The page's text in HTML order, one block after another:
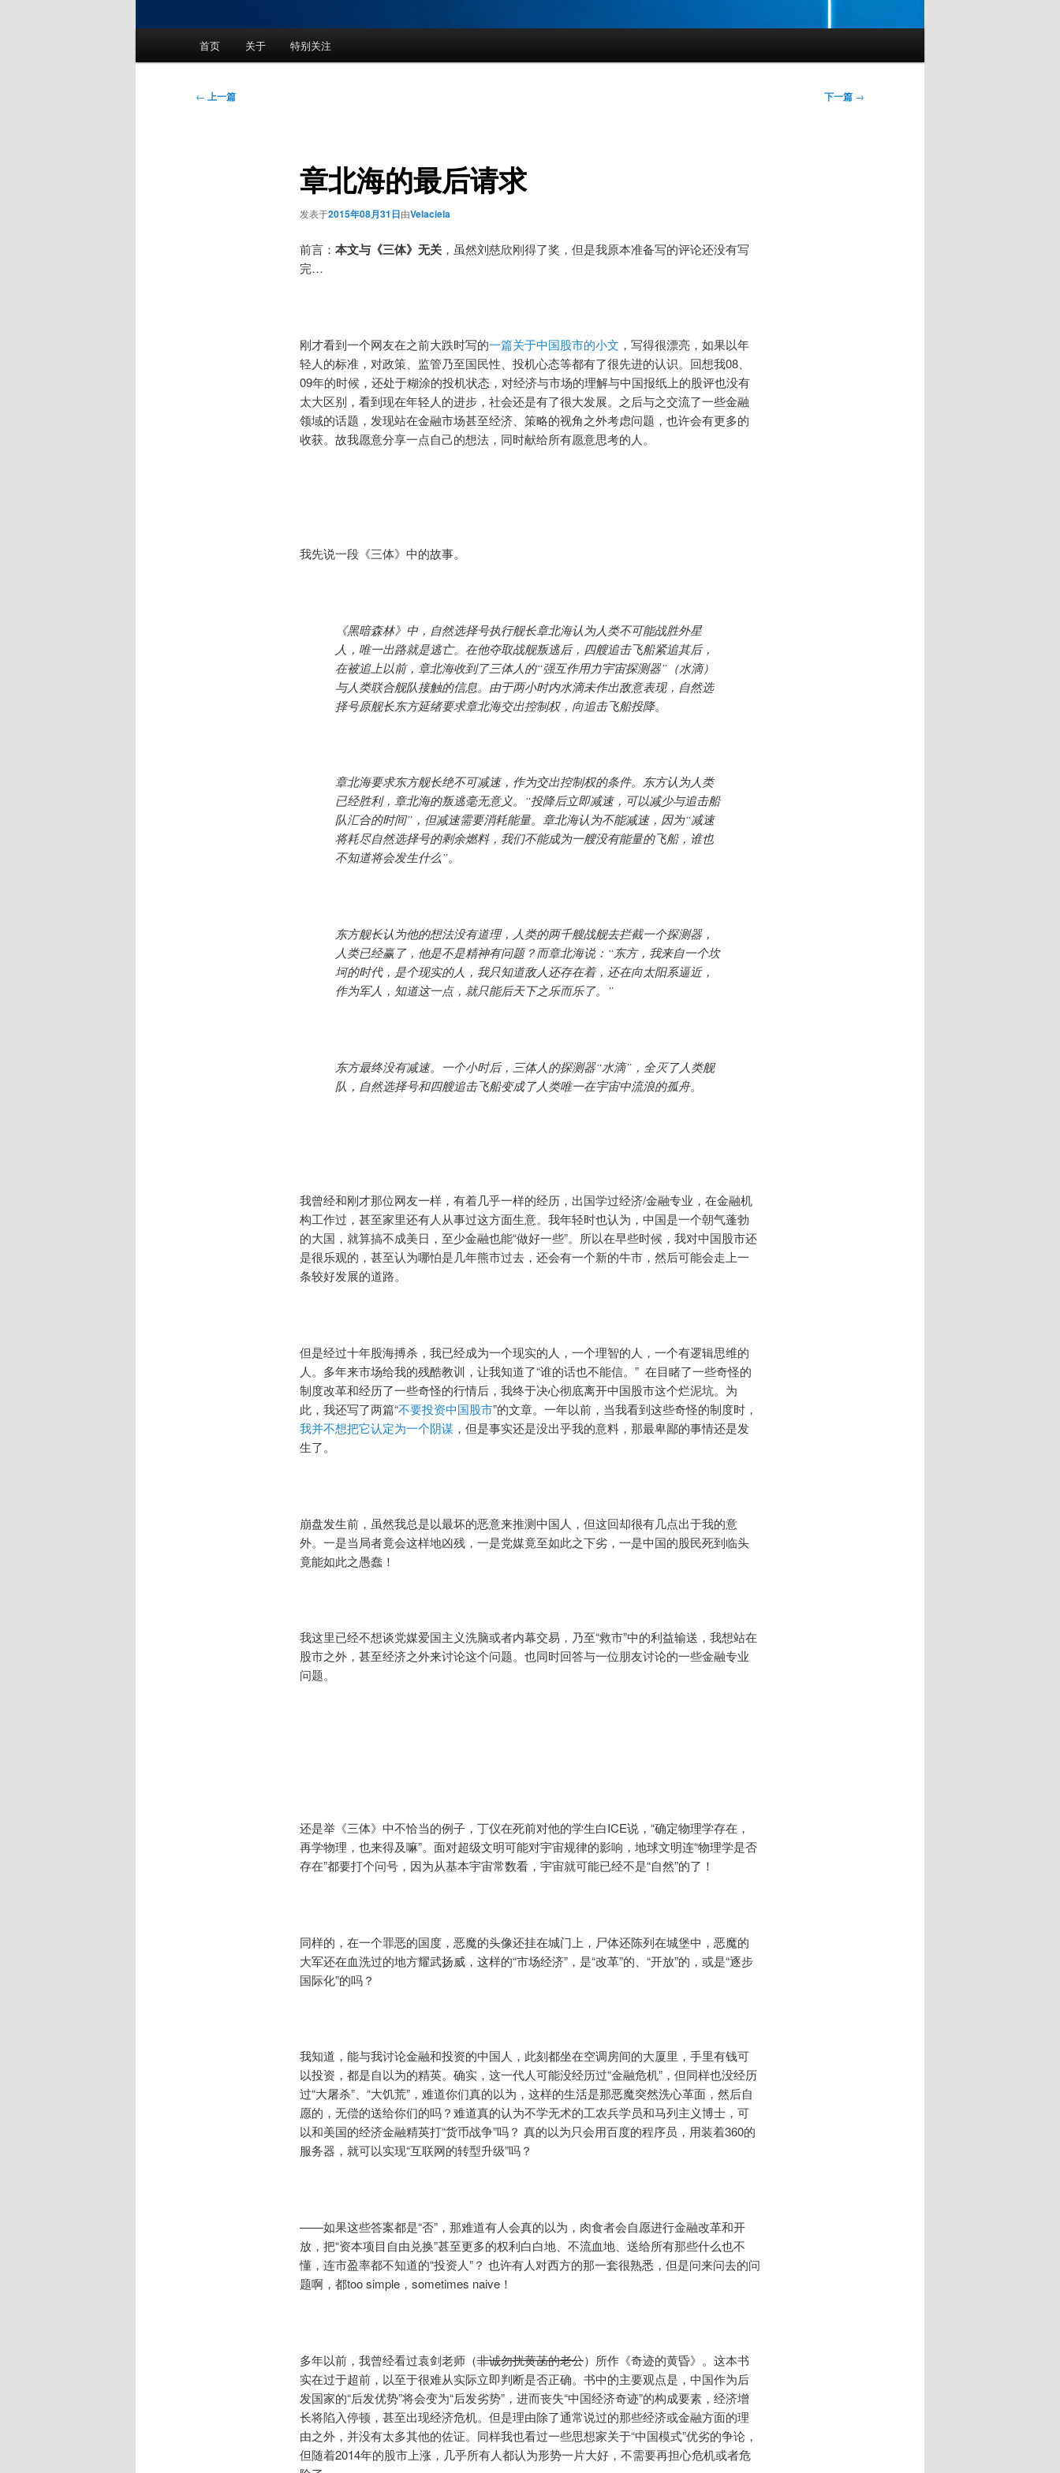
首页 关于 特别关注
文
← 上一篇 下一篇 →
章北海的最后请求
发表于2015年08月31日由Velaciela
前言： 本文与《三体》无关，虽然刘慈欣刚得了奖，但是我原本准备写的评论还没有写
完…
刚才看到一个网友在之前大跌时写的一篇关于中国股市的小文 ，写得很漂亮，如果以年
轻人的标准，对政策、监管乃至国民性、投机心态等都有了很先进的认识。回想我08、
09年的时候，还处于糊涂的投机状态，对经济与市场的理解与中国报纸上的股评也没有
太大区别，看到现在年轻人的进步，社会还是有了很大发展。之后与之交流了一些金融
领域的话题，发现站在金融市场甚至经济、策略的视角之外考虑问题，也许会有更多的
收获。故我愿意分享一点自己的想法，同时献给所有愿意思考的人。
我先说一段《三体》中的故事。
《黑暗森林》中，自然选择号执行舰长章北海认为人类不可能战胜外星
人，唯一出路就是逃亡。在他夺取战舰叛逃后，四艘追击飞船紧追其后，
在被追上以前，章北海收到了三体人的“强互作用力宇宙探测器”（水滴）
与人类联合舰队接触的信息。由于两小时内水滴未作出敌意表现，自然选
择号原舰长东方延绪要求章北海交出控制权，向追击飞船投降。
章北海要求东方舰长绝不可减速，作为交出控制权的条件。东方认为人类
已经胜利，章北海的叛逃毫无意义。“投降后立即减速，可以减少与追击船
队汇合的时间”，但减速需要消耗能量。章北海认为不能减速，因为“减速
将耗尽自然选择号的剩余燃料，我们不能成为一艘没有能量的飞船，谁也
不知道将会发生什么”。
东方舰长认为他的想法没有道理，人类的两千艘战舰去拦截一个探测器，
人类已经赢了，他是不是精神有问题？而章北海说：“东方，我来自一个坎
坷的时代，是个现实的人，我只知道敌人还存在着，还在向太阳系逼近，
作为军人，知道这一点，就只能后天下之乐而乐了。”
东方最终没有减速。一个小时后，三体人的探测器“水滴”，全灭了人类舰
队，自然选择号和四艘追击飞船变成了人类唯一在宇宙中流浪的孤舟。
我曾经和刚才那位网友一样，有着几乎一样的经历，出国学过经济/金融专业，在金融机
构工作过，甚至家里还有人从事过这方面生意。我年轻时也认为，中国是一个朝气蓬勃
的大国，就算搞不成美日，至少金融也能“做好一些”。所以在早些时候，我对中国股市还
是很乐观的，甚至认为哪怕是几年熊市过去，还会有一个新的牛市，然后可能会走上一
条较好发展的道路。
但是经过十年股海搏杀，我已经成为一个现实的人，一个理智的人，一个有逻辑思维的
人。多年来市场给我的残酷教训，让我知道了“谁的话也不能信。” 在目睹了一些奇怪的
制度改革和经历了一些奇怪的行情后，我终于决心彻底离开中国股市这个烂泥坑。为
此，我还写了两篇“不要投资中国股市”的文章。一年以前，当我看到这些奇怪的制度时，
我并不想把它认定为一个阴谋，但是事实还是没出乎我的意料，那最卑鄙的事情还是发
生了。
崩盘发生前，虽然我总是以最坏的恶意来推测中国人，但这回却很有几点出于我的意
外。一是当局者竟会这样地凶残，一是党媒竟至如此之下劣，一是中国的股民死到临头
竟能如此之愚蠢！
我这里已经不想谈党媒爱国主义洗脑或者内幕交易，乃至“救市”中的利益输送，我想站在
股市之外，甚至经济之外来讨论这个问题。也同时回答与一位朋友讨论的一些金融专业
问题。
还是举《三体》中不恰当的例子，丁仪在死前对他的学生白ICE说，“确定物理学存在，
再学物理，也来得及嘛”。面对超级文明可能对宇宙规律的影响，地球文明连“物理学是否
存在”都要打个问号，因为从基本宇宙常数看，宇宙就可能已经不是“自然”的了！
同样的，在一个罪恶的国度，恶魔的头像还挂在城门上，尸体还陈列在城堡中，恶魔的
大军还在血洗过的地方耀武扬威，这样的“市场经济”，是“改革”的、“开放”的，或是“逐步
国际化”的吗？
我知道，能与我讨论金融和投资的中国人，此刻都坐在空调房间的大厦里，手里有钱可
以投资，都是自以为的精英。确实，这一代人可能没经历过“金融危机”，但同样也没经历
过“大屠杀”、“大饥荒”，难道你们真的以为，这样的生活是那恶魔突然洗心革面，然后自
愿的，无偿的送给你们的吗？难道真的认为不学无术的工农兵学员和马列主义博士，可
以和美国的经济金融精英打“货币战争”吗？ 真的以为只会用百度的程序员，用装着360的
服务器，就可以实现“互联网的转型升级”吗？
——如果这些答案都是“否”，那难道有人会真的以为，肉食者会自愿进行金融改革和开
放，把“资本项目自由兑换”甚至更多的权利白白地、不流血地、送给所有那些什么也不
懂，连市盈率都不知道的“投资人”？ 也许有人对西方的那一套很熟悉，但是问来问去的问
题啊，都too simple，sometimes naive！
多年以前，我曾经看过袁剑老师（非诚勿扰黄菡的老公）所作《奇迹的黄昏》。这本书
实在过于超前，以至于很难从实际立即判断是否正确。书中的主要观点是，中国作为后
发国家的“后发优势”将会变为“后发劣势”，进而丧失“中国经济奇迹”的构成要素，经济增
长将陷入停顿，甚至出现经济危机。但是理由除了通常说过的那些经济或金融方面的理
由之外，并没有太多其他的佐证。同样我也看过一些思想家关于“中国模式”优劣的争论，
但随着2014年的股市上涨，几乎所有人都认为形势一片大好，不需要再担心危机或者危